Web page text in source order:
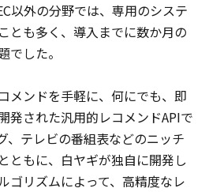
以外の分野では、専用のシステ
とも多く、導入までに数か月の
でした。
ンドを手軽に、何にでも、即
発された汎用的レコメンドAPIで
、テレビの番組表などのニッチ
ともに、白ヤギが独自に開発し
ゴリズムによって、高精度なレ